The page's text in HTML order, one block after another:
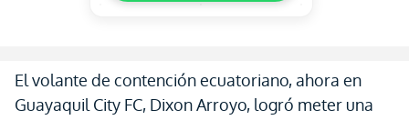
El volante de contención ecuatoriano, ahora en
Guayaquil City FC, Dixon Arroyo, logró meter una